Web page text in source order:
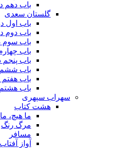
باب دهم
گلستان سعدی
باب اول
باب دوم
باب سوم
باب
باب
باب ششم
باب هفتم
باب
سهراب سپهری
هشت کتاب
ما هیچ،
مرگ رنگ
مسافر
آواز آفتاب